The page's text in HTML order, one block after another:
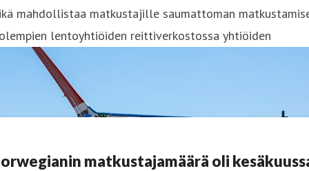
mahdollistaa matkustajille saumattoman
lentoyhtiöiden reittiverkostossa yhtiöiden
matkustajamäärä oli